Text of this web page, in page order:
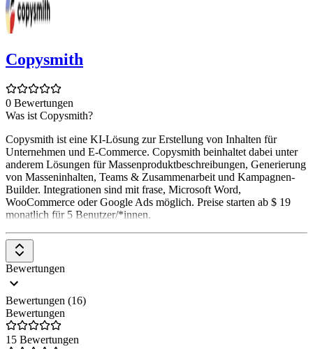
Copysmith
0 Bewertungen
Was ist Copysmith?
Copysmith ist eine KI-Lösung zur Erstellung von Inhalten für
Unternehmen und E-Commerce. Copysmith beinhaltet dabei unter
anderem Lösungen für Massenproduktbeschreibungen, Generierung
von Masseninhalten, Teams & Zusammenarbeit und Kampagnen-
Builder. Integrationen sind mit frase, Microsoft Word,
WooCommerce oder Google Ads möglich. Preise starten ab $ 19
monatlich für 5 Benutzer/*innen.
Bewertungen
Bewertungen (16)
Bewertungen
15 Bewertungen